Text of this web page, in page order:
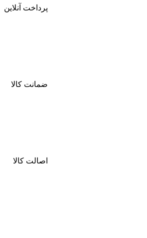
پرداخت آنلاین
ضمانت کالا
اصالت کالا